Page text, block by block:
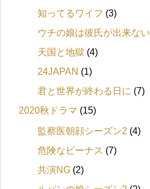
知ってるワイフ (3)
ウチの娘は彼氏が出来ない
天国と地獄 (4)
24JAPAN (1)
君と世界が終わる日に (7)
2020秋ドラマ (15)
監察医朝顔シーズン2 (4)
危険なビーナス (7)
共演NG (2)